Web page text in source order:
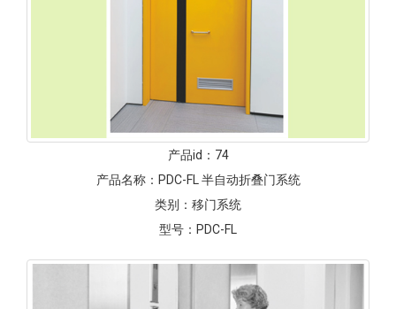
产品id： 74
产品名称： PDC-FL 半自动折叠门系统
类别： 移门系统
型号： PDC-FL